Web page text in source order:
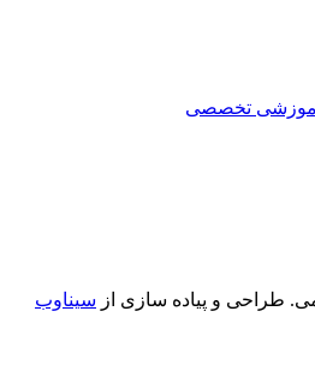
آموزشی تخصصی
طراحی و پیاده سازی از سیناوب